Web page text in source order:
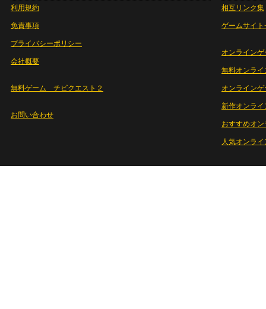
利用規約
免責事項
プライバシーポリシー
会社概要
無料ゲーム チビクエスト２
お問い合わせ
相互リンク集
ゲームサイト
オンラインゲ
無料オンライ
オンライン
新作オンライ
おすすめオ
人気オンラ